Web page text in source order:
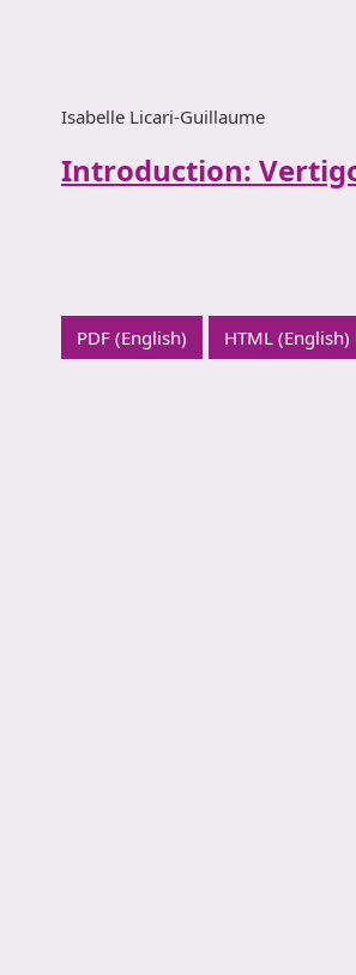
Isabelle Licari-Guillaume
Introduction:
PDF (English) HTML (English)